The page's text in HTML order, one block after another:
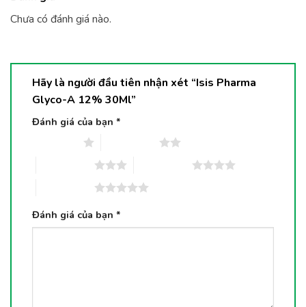
Chưa có đánh giá nào.
Hãy là người đầu tiên nhận xét “Isis Pharma
Glyco-A 12% 30Ml”
Đánh giá của bạn *
Đánh giá của bạn *